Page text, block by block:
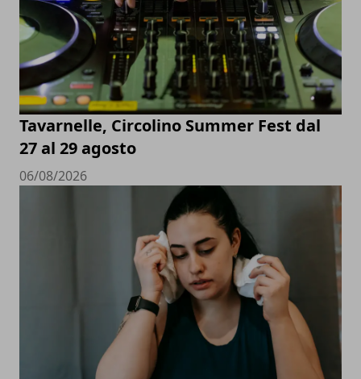
Tavarnelle, Circolino Summer Fest dal
27 al 29 agosto
06/08/2026